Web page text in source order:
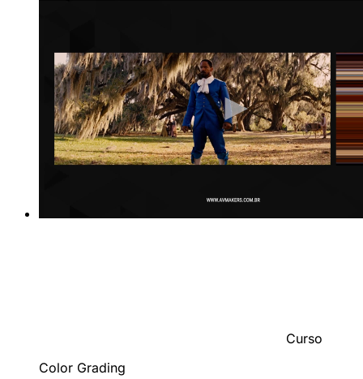
Curso
Color Grading